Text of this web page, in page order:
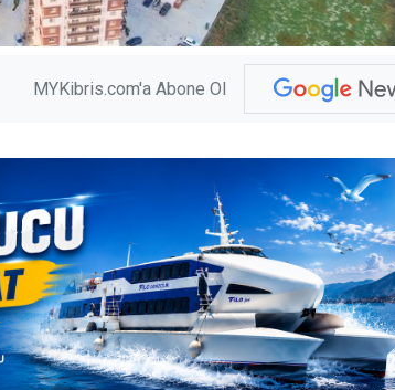
MYKibris.com'a Abone Ol